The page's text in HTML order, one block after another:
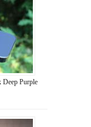
Deep Purple